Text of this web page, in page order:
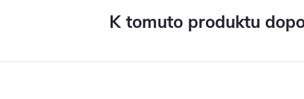
K tomuto produktu